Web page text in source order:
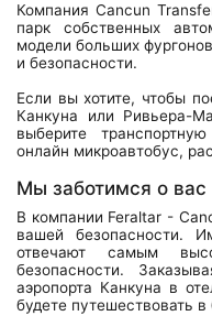
Компания Cancun
парк собственных
модели больших
и безопасности.
Если вы хотите, чтобы
Канкуна или Ривьера-
выберите
онлайн микроавтобус,
Мы заботимся о вас
В компании Feraltar -
вашей безопасности.
отвечают самым
безопасности.
аэропорта Канкуна в
будете путешествовать